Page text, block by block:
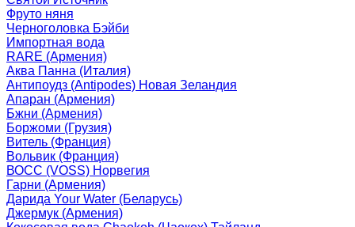
Фруто няня
Черноголовка Бэйби
Импортная вода
RARE (Армения)
Аква Панна (Италия)
Антипоудз (Antipodes) Новая Зеландия
Апаран (Армения)
Бжни (Армения)
Боржоми (Грузия)
Витель (Франция)
Вольвик (Франция)
ВОСС (VOSS) Норвегия
Гарни (Армения)
Дарида Your Water (Беларусь)
Джермук (Армения)